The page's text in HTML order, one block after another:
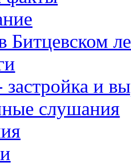
Битцевском
и
слушания